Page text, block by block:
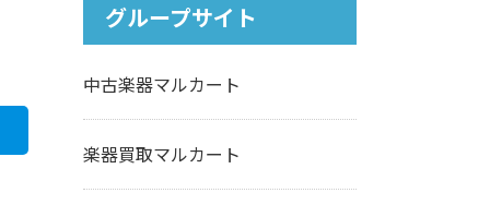
グループサイト
中古楽器マルカート
楽器買取マルカート